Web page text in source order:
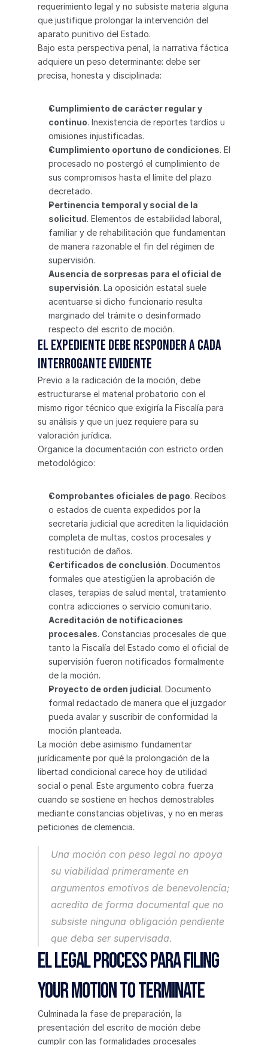
requerimiento legal y no subsiste materia alguna
que justifique prolongar la intervención del
aparato punitivo del Estado.
Bajo esta perspectiva penal, la narrativa fáctica
adquiere un peso determinante: debe ser
precisa, honesta y disciplinada:
Cumplimiento de carácter regular y
continuo. Inexistencia de reportes tardíos u
omisiones injustificadas.
Cumplimiento oportuno de condiciones. El
procesado no postergó el cumplimiento de
sus compromisos hasta el límite del plazo
decretado.
Pertinencia temporal y social de la
solicitud. Elementos de estabilidad laboral,
familiar y de rehabilitación que fundamentan
de manera razonable el fin del régimen de
supervisión.
Ausencia de sorpresas para el oficial de
supervisión. La oposición estatal suele
acentuarse si dicho funcionario resulta
marginado del trámite o desinformado
respecto del escrito de moción.
El expediente debe responder a cada
interrogante evidente
Previo a la radicación de la moción, debe
estructurarse el material probatorio con el
mismo rigor técnico que exigiría la Fiscalía para
su análisis y que un juez requiere para su
valoración jurídica.
Organice la documentación con estricto orden
metodológico:
Comprobantes oficiales de pago. Recibos
o estados de cuenta expedidos por la
secretaría judicial que acrediten la liquidación
completa de multas, costos procesales y
restitución de daños.
Certificados de conclusión. Documentos
formales que atestigüen la aprobación de
clases, terapias de salud mental, tratamiento
contra adicciones o servicio comunitario.
Acreditación de notificaciones
procesales. Constancias procesales de que
tanto la Fiscalía del Estado como el oficial de
supervisión fueron notificados formalmente
de la moción.
Proyecto de orden judicial. Documento
formal redactado de manera que el juzgador
pueda avalar y suscribir de conformidad la
moción planteada.
La moción debe asimismo fundamentar
jurídicamente por qué la prolongación de la
libertad condicional carece hoy de utilidad
social o penal. Este argumento cobra fuerza
cuando se sostiene en hechos demostrables
mediante constancias objetivas, y no en meras
peticiones de clemencia.
Una moción con peso legal no apoya
su viabilidad primeramente en
argumentos emotivos de benevolencia;
acredita de forma documental que no
subsiste ninguna obligación pendiente
que deba ser supervisada.
El Legal Process para Filing
Your Motion to Terminate
Culminada la fase de preparación, la
presentación del escrito de moción debe
cumplir con las formalidades procesales